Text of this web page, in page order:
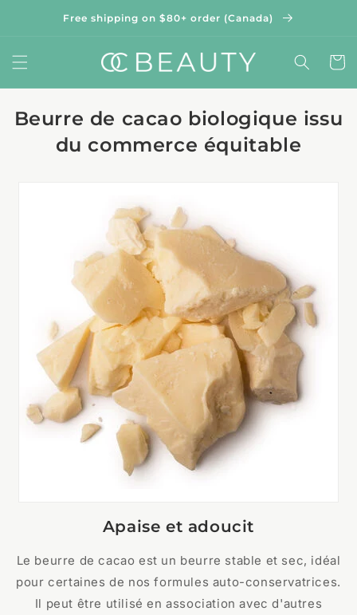
Free shipping on $80+ order (Canada)
Panier
Beurre de cacao biologique issu
du commerce équitable
Apaise et adoucit
Le beurre de cacao est un beurre stable et sec, idéal
pour certaines de nos formules auto-conservatrices.
Il peut être utilisé en association avec d'autres